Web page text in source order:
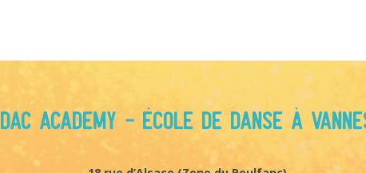
DAC Academy - École de danse à